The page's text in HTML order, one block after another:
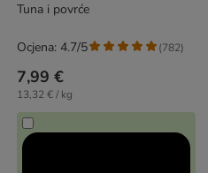
Tuna i povrće
7,99 €
13,32 € / kg
Ocjena: 4.7/5 (782)